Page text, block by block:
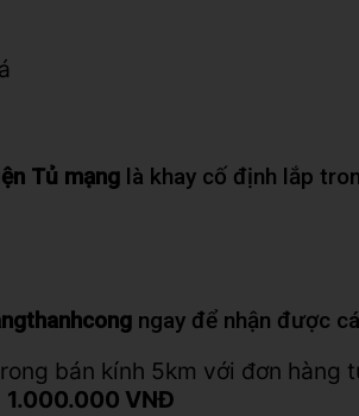
Tủ mạng là khay cố định lắp
ngay để nhận được
bán kính 5km với đơn hàng
1.000.000 VNĐ